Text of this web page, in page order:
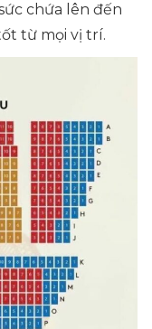
chứa lên đến
từ mọi vị trí.